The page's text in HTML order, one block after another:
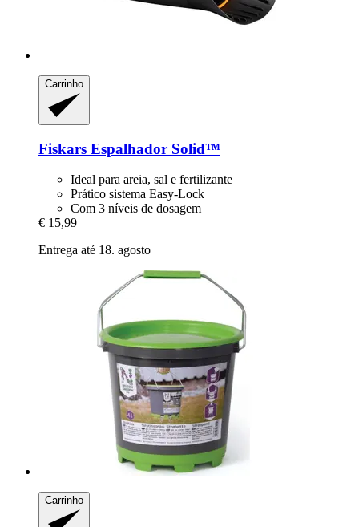
Carrinho
Fiskars Espalhador Solid™
Ideal para areia, sal e fertilizante
Prático sistema Easy-Lock
Com 3 níveis de dosagem
€ 15,99
Entrega até 18. agosto
Carrinho